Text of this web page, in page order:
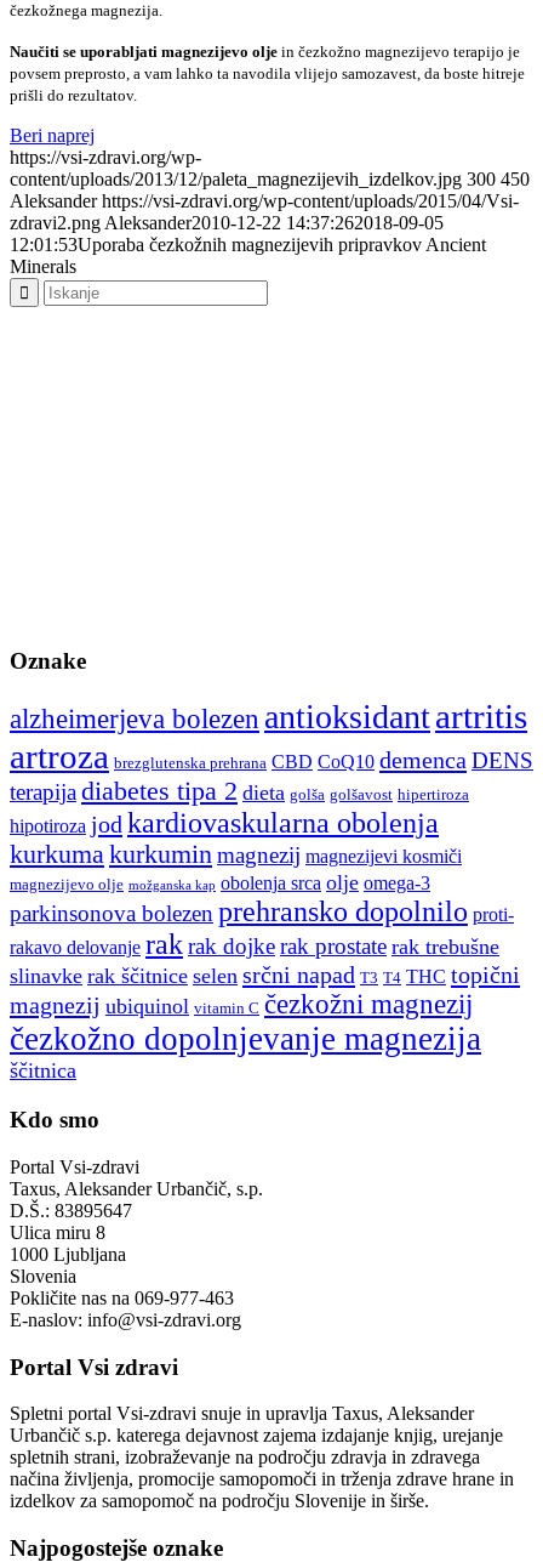
čezkožnega magnezija.
Naučiti se uporabljati magnezijevo olje in čezkožno magnezijevo terapijo je
povsem preprosto, a vam lahko ta navodila vlijejo samozavest, da boste hitreje
prišli do rezultatov.
Beri naprej
https://vsi-zdravi.org/wp-
content/uploads/2013/12/paleta_magnezijevih_izdelkov.jpg 300 450
Aleksander https://vsi-zdravi.org/wp-content/uploads/2015/04/Vsi-
zdravi2.png Aleksander2010-12-22 14:37:262018-09-05
12:01:53Uporaba čezkožnih magnezijevih pripravkov Ancient
Minerals
Oznake
alzheimerjeva bolezen antioksidantartritis
artroza brezglutenska prehrana CBD CoQ10 demencaDENS
terapijadiabetes tipa 2 dieta golša golšavost hipertiroza
hipotiroza jodkardiovaskularna obolenja
kurkumakurkuminmagnezij magnezijevi kosmiči
magnezijevo olje možganska kap obolenja srca olje omega-3
parkinsonova bolezenprehransko dopolnilo proti-
rakavo delovanje rakrak dojkerak prostate rak trebušne
slinavke rak ščitnice selen srčni napad T3 T4 THC topični
magnezij ubiquinol vitamin C čezkožni magnezij
čezkožno dopolnjevanje magnezija
ščitnica
Kdo smo
Portal Vsi-zdravi
Taxus, Aleksander Urbančič, s.p.
D.Š.: 83895647
Ulica miru 8
1000 Ljubljana
Slovenia
Pokličite nas na 069-977-463
E-naslov: info@vsi-zdravi.org
Portal Vsi zdravi
Spletni portal Vsi-zdravi snuje in upravlja Taxus, Aleksander
Urbančič s.p. katerega dejavnost zajema izdajanje knjig, urejanje
spletnih strani, izobraževanje na področju zdravja in zdravega
načina življenja, promocije samopomoči in trženja zdrave hrane in
izdelkov za samopomoč na področju Slovenije in širše.
Najpogostejše oznake